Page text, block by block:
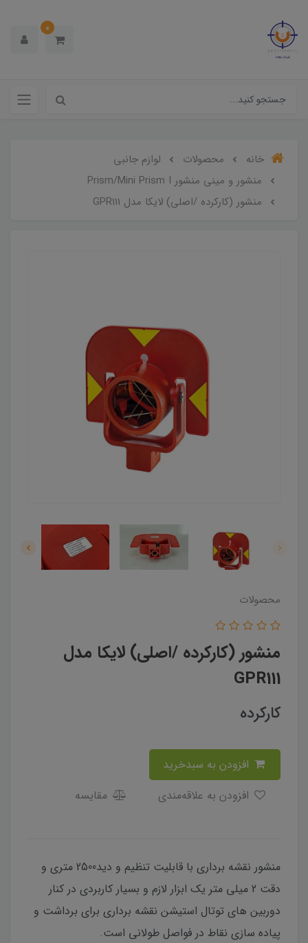
0
خانه محصولات
لوازم جانبی
منشور و مینی منشور Prism/Mini Prism I
منشور (کارکرده /اصلی) لایکا مدل GPR111
محصولات
منشور (کارکرده /اصلی) لایکا مدل
GPR111
کارکرده
مقایسه
منشور نقشه برداری با قابلیت تنظیم و دید2500 متری و
دقت 2 میلی متر یک ابزار لازم و بسیار کاربردی در کنار
دوربین های توتال استیشن نقشه برداری برای برداشت و
پیاده سازی نقاط در فواصل طولانی است.